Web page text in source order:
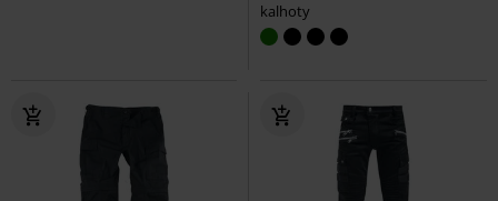
kalhoty